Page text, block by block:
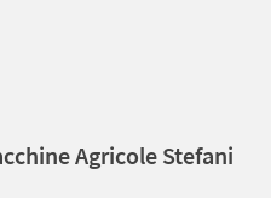
Agricole Stefani